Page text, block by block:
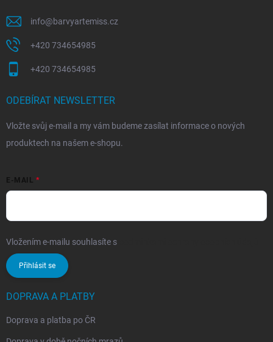
info@barvyartemiss.cz
+420 734654985
+420 734654985
ODEBÍRAT NEWSLETTER
Vložte svůj e-mail a my vám budeme zasílat informace o nových
produktech na našem e-shopu.
E-MAIL
Vložením e-mailu souhlasíte s
Přihlásit se
DOPRAVA A PLATBY
Doprava a platba po ČR